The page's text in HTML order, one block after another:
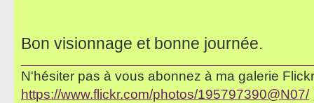
Bon visionnage et bonne journée.
N'hésiter pas à vous abonnez à ma galerie
https://www.flickr.com/photos/195797390@N07/